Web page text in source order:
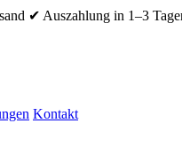
✔ Auszahlung in 1–3
Kontakt